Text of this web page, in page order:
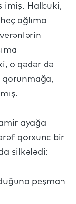
imiş. Halbuki,
ağlıma
o qədər də
qorunmağa,
ayağa
qorxunc bir
silkələdi:
peşman